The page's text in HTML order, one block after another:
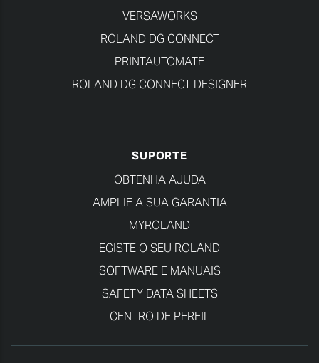
VERSAWORKS
ROLAND DG CONNECT
PRINTAUTOMATE
ROLAND DG CONNECT DESIGNER
SUPORTE
OBTENHA AJUDA
AMPLIE A SUA GARANTIA
MYROLAND
EGISTE O SEU ROLAND
SOFTWARE E MANUAIS
SAFETY DATA SHEETS
CENTRO DE PERFIL